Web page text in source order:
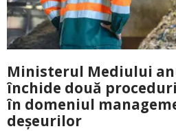
Ministerul Mediului
închide două
în domeniul
deșeurilor